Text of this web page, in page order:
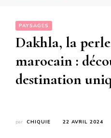
PAYSAGES
Dakhla, la
marocain :
destination
par CHIQUIE 22 AVRIL 2024